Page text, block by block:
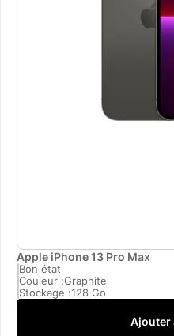
Apple iPhone 13 Pro Max
Bon état
Couleur :Graphite
Stockage :128 Go
Ajouter